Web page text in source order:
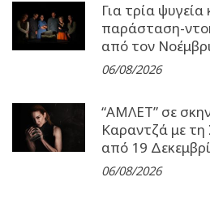
Για τρία
παράσταση-
από τον
06/08/2026
“ΑΜΛΕΤ” σε
Καραντζά με τη
από 19
06/08/2026